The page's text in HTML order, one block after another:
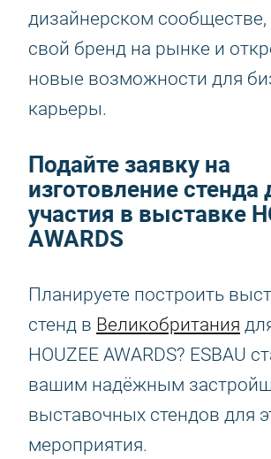
дизайнерском
свой бренд на рынке и
новые возможности для
карьеры.
Подайте заявку на
изготовление стенда
участия в выставке
AWARDS
Планируете построить
стенд в Великобритания
HOUZEE AWARDS? ESBAU
вашим надёжным
выставочных стендов для
мероприятия.